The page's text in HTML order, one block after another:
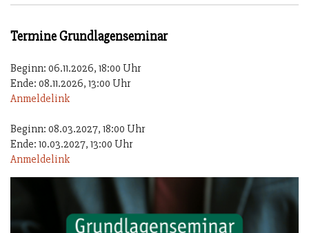
Termine Grundlagenseminar
Beginn: 06.11.2026, 18:00 Uhr
Ende: 08.11.2026, 13:00 Uhr
Anmeldelink
Beginn: 08.03.2027, 18:00 Uhr
Ende: 10.03.2027, 13:00 Uhr
Anmeldelink